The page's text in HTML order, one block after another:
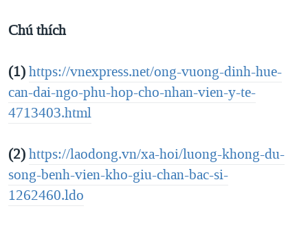
Chú thích
(1)https://vnexpress.net/ong-vuong-dinh-hue-
can-dai-ngo-phu-hop-cho-nhan-vien-y-te-
4713403.html
(2)https://laodong.vn/xa-hoi/luong-khong-du-
song-benh-vien-kho-giu-chan-bac-si-
1262460.ldo